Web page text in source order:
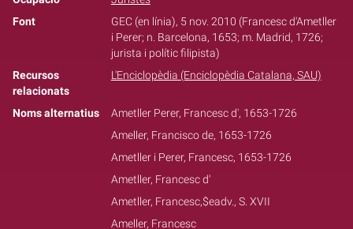
Font
GEC (en línia), 5 nov. 2010 (Francesc d'Ametller
i Perer; n. Barcelona, 1653; m. Madrid, 1726;
jurista i polític filipista)
Recursos
relacionats
L'Enciclopèdia (Enciclopèdia Catalana, SAU)
Noms alternatius
Ametller Perer, Francesc d', 1653-1726
Ameller, Francisco de, 1653-1726
Ametller i Perer, Francesc, 1653-1726
Ametller, Francesc d'
Ametller, Francesc,$eadv., S. XVII
Ameller, Francesc